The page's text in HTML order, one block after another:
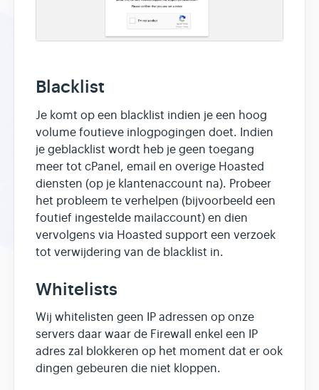
Blacklist
Je komt op een blacklist indien je een hoog
volume foutieve inlogpogingen doet. Indien
je geblacklist wordt heb je geen toegang
meer tot cPanel, email en overige Hoasted
diensten (op je klantenaccount na). Probeer
het probleem te verhelpen (bijvoorbeeld een
foutief ingestelde mailaccount) en dien
vervolgens via Hoasted support een verzoek
tot verwijdering van de blacklist in.
Whitelists
Wij whitelisten geen IP adressen op onze
servers daar waar de Firewall enkel een IP
adres zal blokkeren op het moment dat er ook
dingen gebeuren die niet kloppen.